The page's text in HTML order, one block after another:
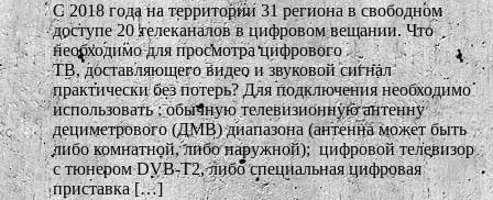
С 2018 года на территории 31 региона в свободном
доступе 20 телеканалов в цифровом вещании. Что
необходимо для просмотра цифрового
ТВ, доставляющего видео и звуковой сигнал
практически без потерь? Для подключения необходимо
использовать : обычную телевизионную антенну
дециметрового (ДМВ) диапазона (антенна может быть
либо комнатной, либо наружной); цифровой телевизор
с тюнером DVB-T2, либо специальная цифровая
приставка […]